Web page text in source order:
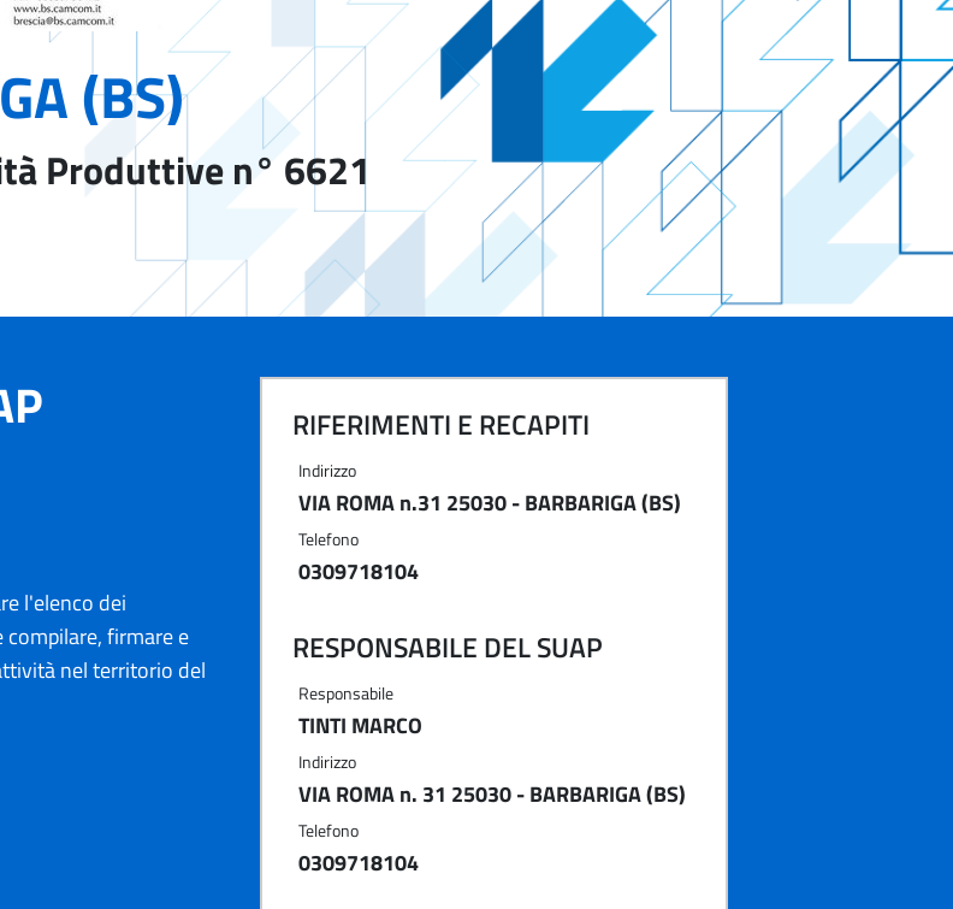
(BS)
Produttive n° 6621
l'elenco dei
compilare, firmare e
nel territorio del
RIFERIMENTI E RECAPITI
Indirizzo
VIA ROMA n.31 25030 - BARBARIGA (BS)
Telefono
0309718104
RESPONSABILE DEL SUAP
Responsabile
TINTI MARCO
Indirizzo
VIA ROMA n. 31 25030 - BARBARIGA (BS)
Telefono
0309718104